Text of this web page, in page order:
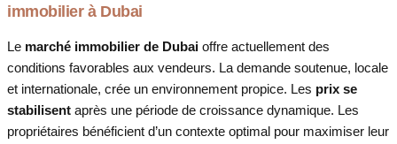
immobilier à Dubai
Le marché immobilier de Dubai offre actuellement des
conditions favorables aux vendeurs. La demande soutenue, locale
et internationale, crée un environnement propice. Les prix se
stabilisent après une période de croissance dynamique. Les
propriétaires bénéficient d’un contexte optimal pour maximiser leur